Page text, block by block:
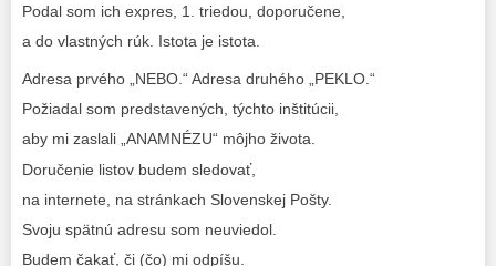
Podal som ich expres, 1. triedou, doporučene,
a do vlastných rúk. Istota je istota.
Adresa prvého „NEBO.“ Adresa druhého „PEKLO.“
Požiadal som predstavených, týchto inštitúcii,
aby mi zaslali „ANAMNÉZU“ môjho života.
Doručenie listov budem sledovať,
na internete, na stránkach Slovenskej Pošty.
Svoju spätnú adresu som neuviedol.
Budem čakať, či (čo) mi odpíšu.